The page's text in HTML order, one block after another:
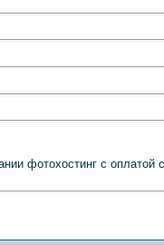
фотохостинг с оплатой